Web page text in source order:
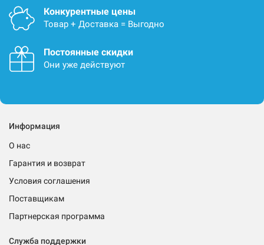
Конкурентные цены
Товар + Доставка = Выгодно
Постоянные скидки
Они уже действуют
Информация
О нас
Гарантия и возврат
Условия соглашения
Поставщикам
Партнерская программа
Служба поддержки